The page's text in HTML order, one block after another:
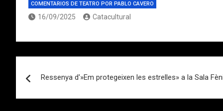
COMENTARIOS DE TEATRO POR PABLO CAVERO
16/09/2025 Catacultural
de
Ressenya d'»Em protegeixen les estrelles» a la Sala